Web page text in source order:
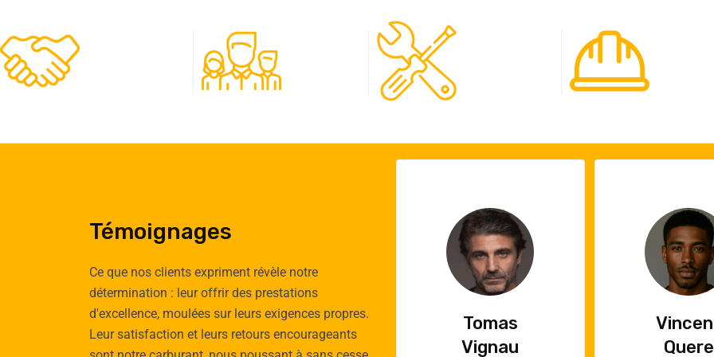
Témoignages
Ce que nos clients expriment révèle notre
détermination : leur offrir des prestations
d'excellence, moulées sur leurs exigences propres.
Leur satisfaction et leurs retours encourageants
Emilie
Cauchy
Tomas
Vignau
Vincent
Quere
Emilie
Cauchy